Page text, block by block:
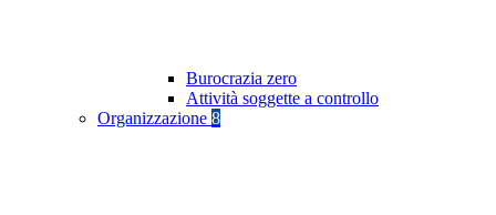
Burocrazia zero
Attività soggette a controllo
Organizzazione 8